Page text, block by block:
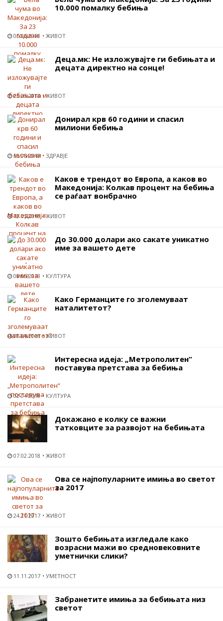
10.000 помалку бебиња
05.06.2018 ЖИВОТ
Деца.мк: Не изложувајте ги бебињата и
децата директно на сонце!
23.05.2018 ЖИВОТ
Донирал крв 60 години и спасил
милиони бебиња
13.05.2018 ЗДРАВЈЕ
Каков е трендот во Европа, а каков во
Македонија: Колкав процент на бебиња
се раѓаат вонбрачно
12.05.2018 ЖИВОТ
До 30.000 долари ако сакате уникатно
име за вашето дете
08.05.2018 КУЛТУРА
Како Германците го зголемуваат
наталитетот?
08.04.2018 ЖИВОТ
Интересна идеја: „Метрополитен“
поставува претстава за бебиња
02.04.2018 КУЛТУРА
Докажано е колку се важни
татковците за развојот на бебињата
07.02.2018 ЖИВОТ
Ова се најпопуларните имиња во светот
за 2017
24.11.2017 ЖИВОТ
Зошто бебињата изгледале како
возрасни мажи во средновековните
уметнички слики?
11.11.2017 УМЕТНОСТ
Забранетите имиња за бебињата низ
светот